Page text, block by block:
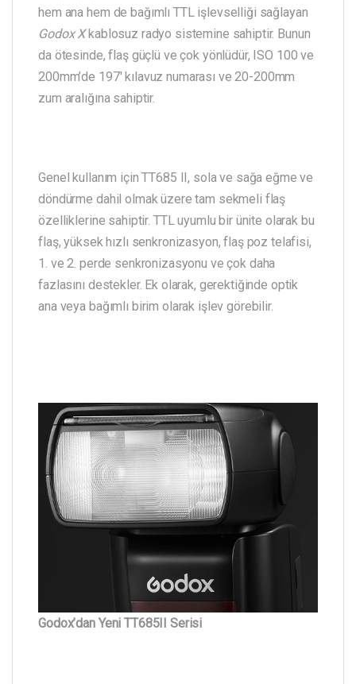
hem ana hem de bağımlı TTL işlevselliği sağlayan
Godox Xkablosuz radyo sistemine sahiptir. Bunun
da ötesinde, flaş güçlü ve çok yönlüdür, ISO 100 ve
200mm’de 197′ kılavuz numarası ve 20-200mm
zum aralığına sahiptir.
Genel kullanım için TT685 II, sola ve sağa eğme ve
döndürme dahil olmak üzere tam sekmeli flaş
özelliklerine sahiptir. TTL uyumlu bir ünite olarak bu
flaş, yüksek hızlı senkronizasyon, flaş poz telafisi,
1. ve 2. perde senkronizasyonu ve çok daha
fazlasını destekler. Ek olarak, gerektiğinde optik
ana veya bağımlı birim olarak işlev görebilir.
Godox’dan Yeni TT685II Serisi